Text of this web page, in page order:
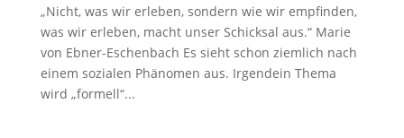
„Nicht, was wir erleben, sondern wie wir empfinden,
was wir erleben, macht unser Schicksal aus.“ Marie
von Ebner-Eschenbach Es sieht schon ziemlich nach
einem sozialen Phänomen aus. Irgendein Thema
wird „formell“...